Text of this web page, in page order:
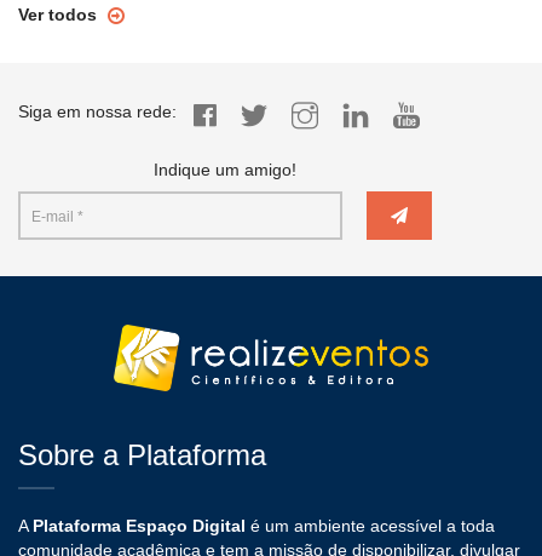
Ver todos
Siga em nossa rede:
Indique um amigo!
Sobre a Plataforma
A Plataforma Espaço Digital é um ambiente acessível a toda
comunidade acadêmica e tem a missão de disponibilizar, divulgar